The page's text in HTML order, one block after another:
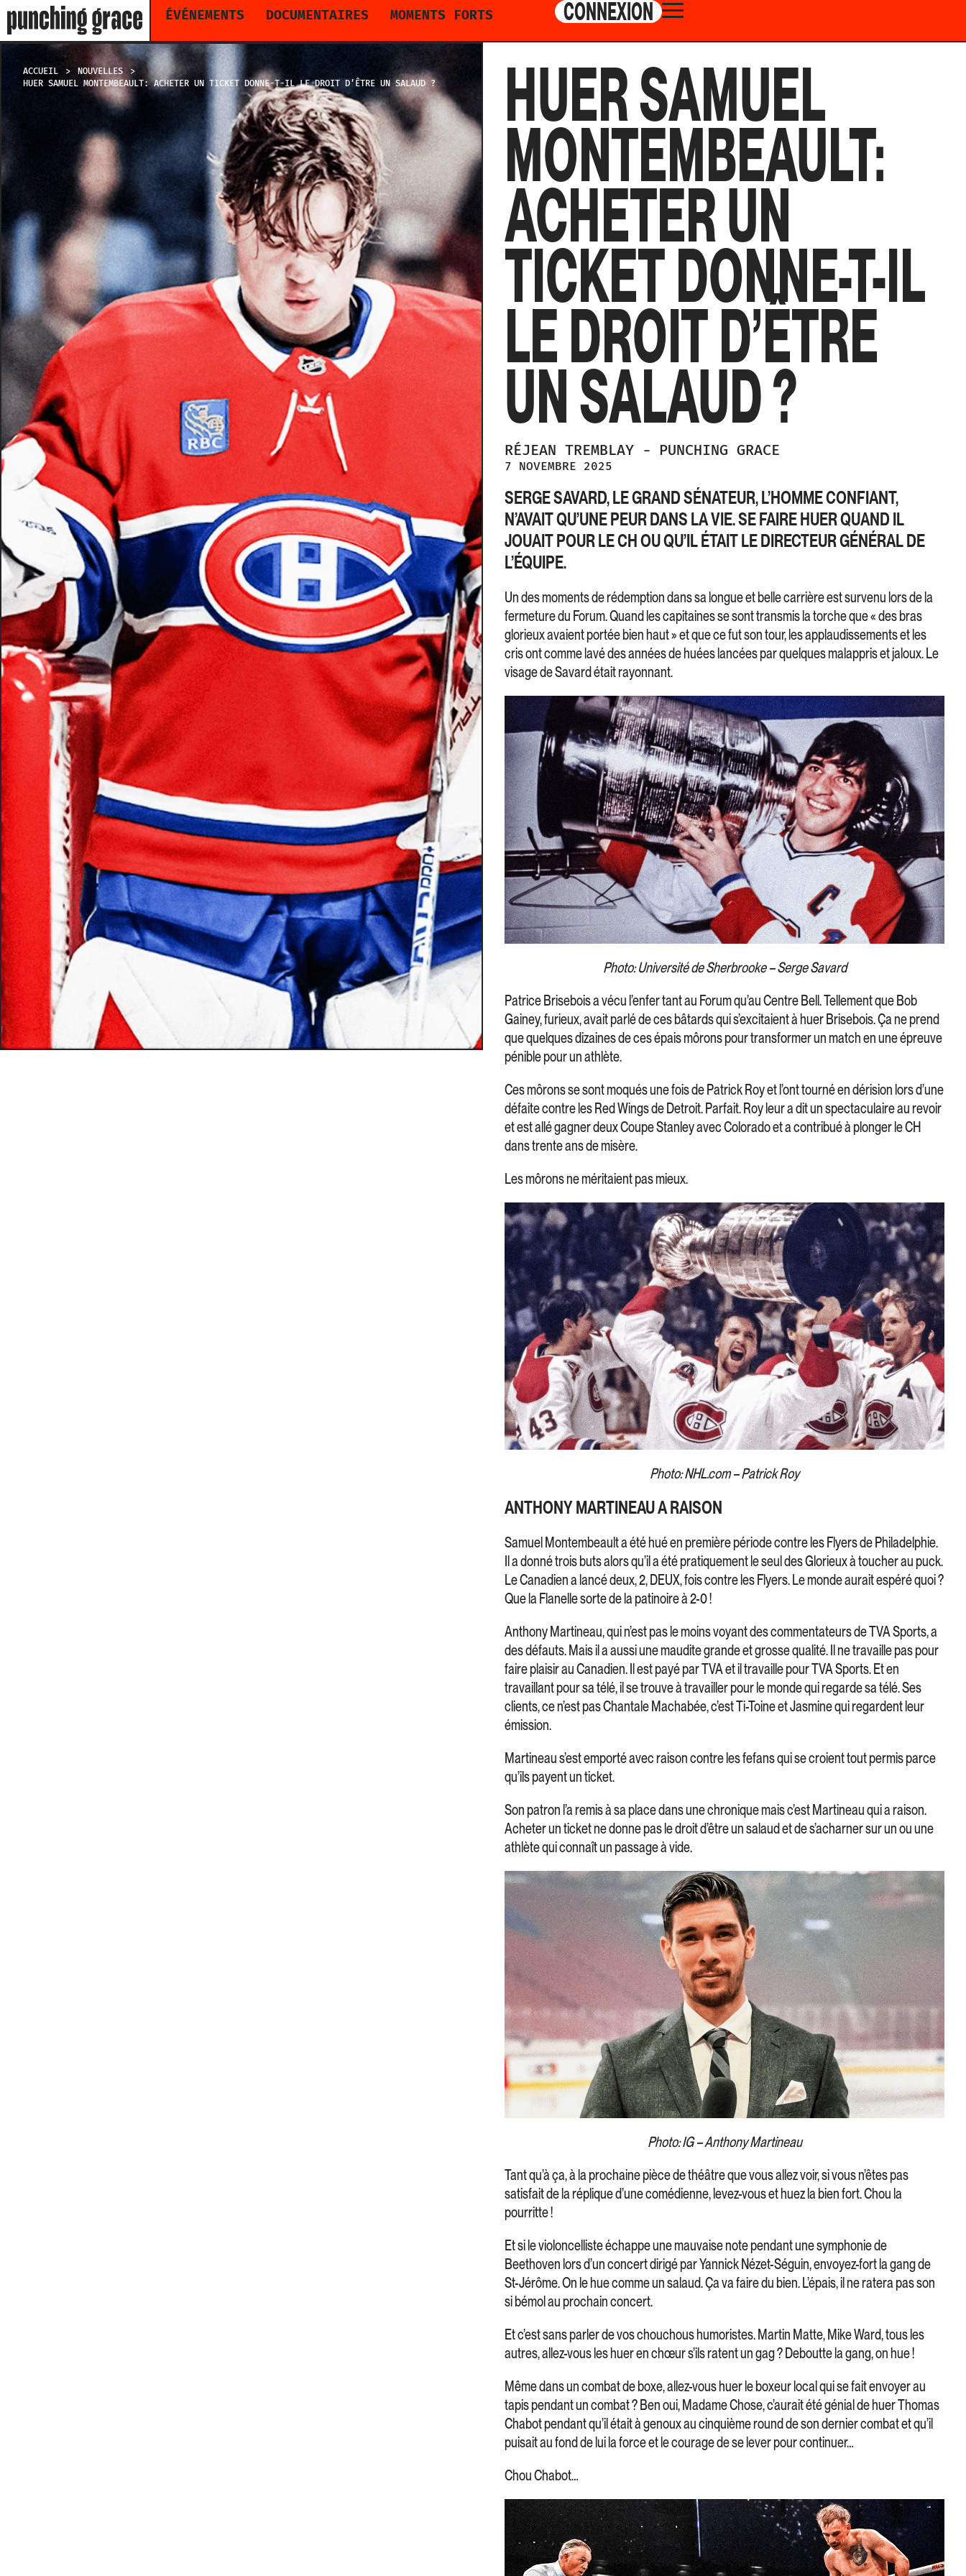
ÉVÉNEMENTS DOCUMENTAIRES MOMENTS FORTS CONNEXION
ACCUEIL
NOUVELLES
HUER SAMUEL MONTEMBEAULT: ACHETER UN TICKET DONNE-T-IL LE DROIT D’ÊTRE UN SALAUD ?
HUER SAMUEL
MONTEMBEAULT:
ACHETER UN
TICKET DONNE-T-IL
LE DROIT D’ÊTRE
UN SALAUD ?
RÉJEAN TREMBLAY - PUNCHING GRACE
7 NOVEMBRE 2025
SERGE SAVARD, LE GRAND SÉNATEUR, L’HOMME CONFIANT,
N’AVAIT QU’UNE PEUR DANS LA VIE. SE FAIRE HUER QUAND IL
JOUAIT POUR LE CH OU QU’IL ÉTAIT LE DIRECTEUR GÉNÉRAL DE
L’ÉQUIPE.
Un des moments de rédemption dans sa longue et belle carrière est survenu lors de la
fermeture du Forum. Quand les capitaines se sont transmis la torche que « des bras
glorieux avaient portée bien haut » et que ce fut son tour, les applaudissements et les
cris ont comme lavé des années de huées lancées par quelques malappris et jaloux. Le
visage de Savard était rayonnant.
Photo: Université de Sherbrooke – Serge Savard
Patrice Brisebois a vécu l’enfer tant au Forum qu’au Centre Bell. Tellement que Bob
Gainey, furieux, avait parlé de ces bâtards qui s’excitaient à huer Brisebois. Ça ne prend
que quelques dizaines de ces épais môrons pour transformer un match en une épreuve
pénible pour un athlète.
Ces môrons se sont moqués une fois de Patrick Roy et l’ont tourné en dérision lors d’une
défaite contre les Red Wings de Detroit. Parfait. Roy leur a dit un spectaculaire au revoir
et est allé gagner deux Coupe Stanley avec Colorado et a contribué à plonger le CH
dans trente ans de misère.
Les môrons ne méritaient pas mieux.
Photo: NHL.com – Patrick Roy
ANTHONY MARTINEAU A RAISON
Samuel Montembeault a été hué en première période contre les Flyers de Philadelphie.
Il a donné trois buts alors qu’il a été pratiquement le seul des Glorieux à toucher au puck.
Le Canadien a lancé deux, 2, DEUX, fois contre les Flyers. Le monde aurait espéré quoi ?
Que la Flanelle sorte de la patinoire à 2-0 !
Anthony Martineau, qui n’est pas le moins voyant des commentateurs de TVA Sports, a
des défauts. Mais il a aussi une maudite grande et grosse qualité. Il ne travaille pas pour
faire plaisir au Canadien. Il est payé par TVA et il travaille pour TVA Sports. Et en
travaillant pour sa télé, il se trouve à travailler pour le monde qui regarde sa télé. Ses
clients, ce n’est pas Chantale Machabée, c’est Ti-Toine et Jasmine qui regardent leur
émission.
Martineau s’est emporté avec raison contre les fefans qui se croient tout permis parce
qu’ils payent un ticket.
Son patron l’a remis à sa place dans une chronique mais c’est Martineau qui a raison.
Acheter un ticket ne donne pas le droit d’être un salaud et de s’acharner sur un ou une
athlète qui connaît un passage à vide.
Photo: IG – Anthony Martineau
Tant qu’à ça, à la prochaine pièce de théâtre que vous allez voir, si vous n’êtes pas
satisfait de la réplique d’une comédienne, levez-vous et huez la bien fort. Chou la
pourritte !
Et si le violoncelliste échappe une mauvaise note pendant une symphonie de
Beethoven lors d’un concert dirigé par Yannick Nézet-Séguin, envoyez-fort la gang de
St-Jérôme. On le hue comme un salaud. Ça va faire du bien. L’épais, il ne ratera pas son
si bémol au prochain concert.
Et c’est sans parler de vos chouchous humoristes. Martin Matte, Mike Ward, tous les
autres, allez-vous les huer en chœur s’ils ratent un gag ? Deboutte la gang, on hue !
Même dans un combat de boxe, allez-vous huer le boxeur local qui se fait envoyer au
tapis pendant un combat ? Ben oui, Madame Chose, c’aurait été génial de huer Thomas
Chabot pendant qu’il était à genoux au cinquième round de son dernier combat et qu’il
puisait au fond de lui la force et le courage de se lever pour continuer…
Chou Chabot…